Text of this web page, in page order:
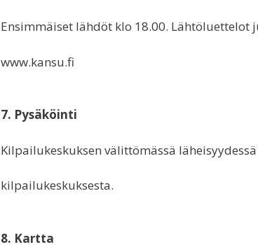
Ensimmäiset lähdöt klo 18.00.
www.kansu.fi
7. Pysäköinti
Kilpailukeskuksen välittömässä
kilpailukeskuksesta.
8. Kartta